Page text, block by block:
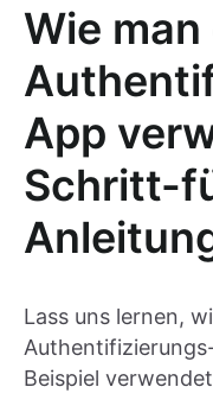
Wie man
App
Schritt-
Lass uns lernen,
Beispiel